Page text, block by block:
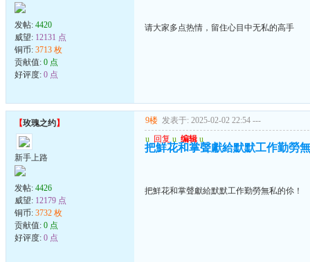
发帖: 4420
威望: 12131 点
铜币: 3713 枚
贡献值: 0 点
好评度: 0 点
请大家多点热情，留住心目中无私的高手
【玫瑰之约】
新手上路
发帖: 4426
威望: 12179 点
铜币: 3732 枚
贡献值: 0 点
好评度: 0 点
9楼 发表于: 2025-02-02 22:54 ---
u 回复 u 编辑 u
把鮮花和掌聲獻給默默工作勤勞
把鮮花和掌聲獻給默默工作勤勞無私的伱！